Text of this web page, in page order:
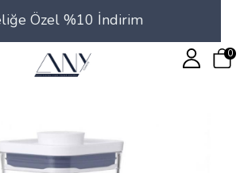
Özel %10 İndirim
0